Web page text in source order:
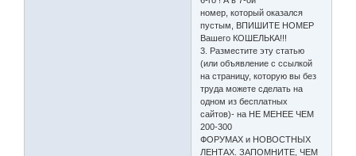
номер, который оказался
пустым, ВПИШИТЕ НОМЕР
Вашего КОШЕЛЬКА!!!
3. Разместите эту статью
(или объявление с ссылкой
на страницу, которую вы без
труда можете сделать на
одном из бесплатных
сайтов)- на НЕ МЕНЕЕ ЧЕМ
200-300
ФОРУМАХ и НОВОСТНЫХ
ЛЕНТАХ. ЗАПОМНИТЕ, ЧЕМ